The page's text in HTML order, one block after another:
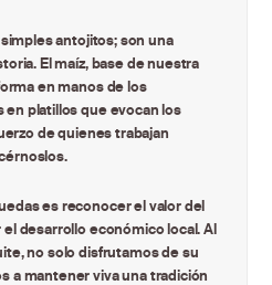
antojitos; son una
El maíz, base de nuestra
en manos de los
platillos que evocan los
de quienes trabajan
es reconocer el valor del
desarrollo económico local. Al
no solo disfrutamos de su
a mantener viva una tradición